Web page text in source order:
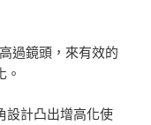
過鏡頭，來有效的
設計凸出增高化使